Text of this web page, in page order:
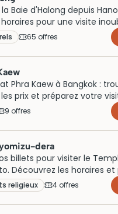
Baie d'Halong depuis
pour une visite
visiter en toute simplicité !
65 offres
Phra Kaew à Bangkok :
prix et préparez votre
manquer!
9 offres
dera
billets pour visiter le
Découvrez les horaires
dès maintenant!
religieux 4 offres